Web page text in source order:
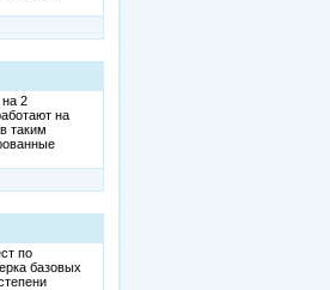
2
на
таким
по
базовых